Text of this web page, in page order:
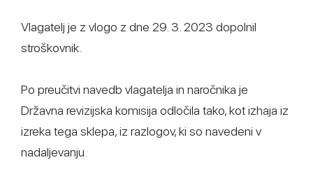
Vlagatelj je z vlogo z dne 29. 3. 2023 dopolnil
stroškovnik.
Po preučitvi navedb vlagatelja in naročnika je
Državna revizijska komisija odločila tako, kot izhaja iz
izreka tega sklepa, iz razlogov, ki so navedeni v
nadaljevanju.